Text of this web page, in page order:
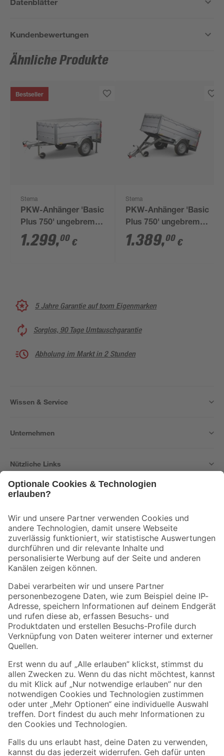
Kundenbewertungen
Ähnliche Produkte
Bestseller
Stema
PKW-Anhänger 'Basic
Plus 750' ungebremst
750 kg mit
Bordwandaufsatz
1.299,00 €
Stema
PKW-Anhänger 'Basic
Plus 750' ungebremst
750 kg mit
Bordwandaufsatz und
1.389,00 €
5 Jahre Garantie auf toom Eigenmarken
Sorglos, 90 Tage Umtauschgarantie
Abholung im Markt in 2 Stunden
Wissen & Service
Unternehmen
Nützliche Links
Der toom Newsletter: Keine Angebote und Aktionen mehr verpassen!
Zur Newsletter Anmeldung
Folge uns
Zahlungsarten Versandarten
Sicher einkaufen
Jetzt die toom-App herunterladen